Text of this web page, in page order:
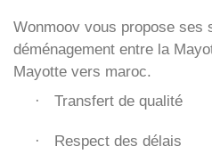
Wonmoov vous propose ses
déménagement entre la
Mayotte vers maroc.
· Transfert de qualité
· Respect des délais